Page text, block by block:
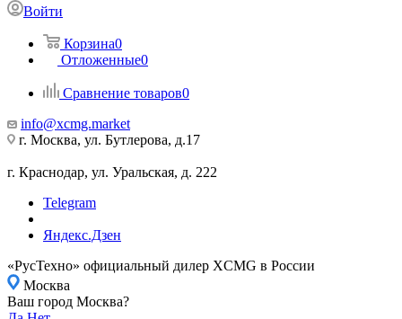
Войти
Корзина0
Отложенные0
Сравнение товаров0
info@xcmg.market
г. Москва, ул. Бутлерова, д.17
г. Краснодар, ул. Уральская, д. 222
Telegram
Яндекс.Дзен
«РусТехно» официальный дилер XCMG в России
Москва
Ваш город Москва?